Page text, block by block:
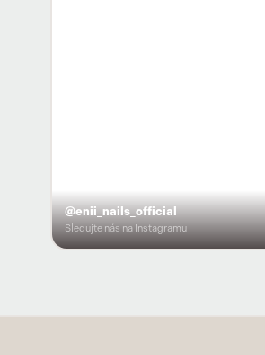
@enii_nails_official
Sledujte nás na Instagramu